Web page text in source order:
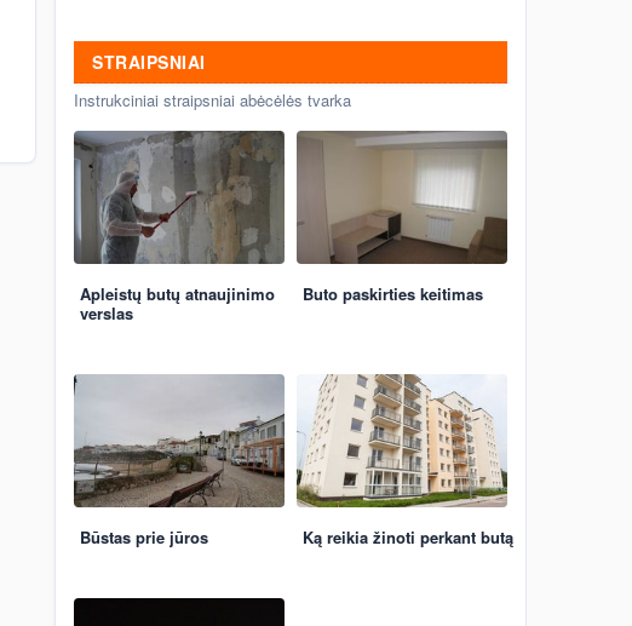
STRAIPSNIAI
Instrukciniai straipsniai abėcėlės tvarka
Apleistų butų atnaujinimo
verslas
Buto paskirties keitimas
Būstas prie jūros Ką reikia žinoti perkant butą